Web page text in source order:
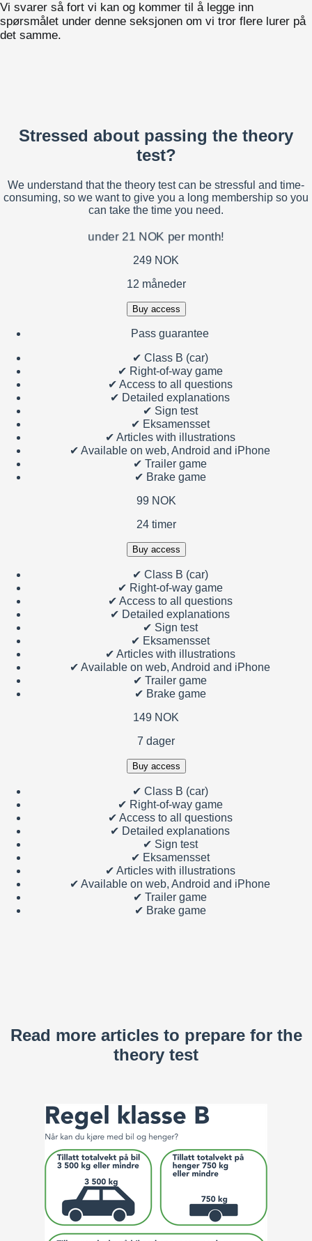
Vi svarer så fort vi kan og kommer til å legge inn
spørsmålet under denne seksjonen om vi tror flere lurer på
det samme.
Stressed about passing the theory
test?
We understand that the theory test can be stressful and time-
consuming, so we want to give you a long membership so you
can take the time you need.
under 21 NOK per month!
249 NOK
12 måneder
Buy access
Pass guarantee
✔ Class B (car)
✔ Right-of-way game
✔ Access to all questions
✔ Detailed explanations
✔ Sign test
✔ Eksamensset
✔ Articles with illustrations
✔ Available on web, Android and iPhone
✔ Trailer game
✔ Brake game
99 NOK
24 timer
Buy access
✔ Class B (car)
✔ Right-of-way game
✔ Access to all questions
✔ Detailed explanations
✔ Sign test
✔ Eksamensset
✔ Articles with illustrations
✔ Available on web, Android and iPhone
✔ Trailer game
✔ Brake game
149 NOK
7 dager
Buy access
✔ Class B (car)
✔ Right-of-way game
✔ Access to all questions
✔ Detailed explanations
✔ Sign test
✔ Eksamensset
✔ Articles with illustrations
✔ Available on web, Android and iPhone
✔ Trailer game
✔ Brake game
Read more articles to prepare for the
theory test